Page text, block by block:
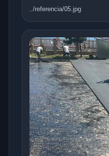
../referencia/05.jpg